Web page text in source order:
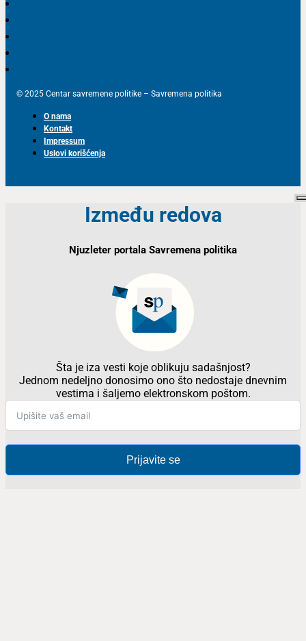
© 2025 Centar savremene politike – Savremena politika
O nama
Kontakt
Impressum
Uslovi korišćenja
Između redova
Njuzleter portala Savremena politika
Šta je iza vesti koje oblikuju sadašnjost?
Jednom nedeljno donosimo ono što nedostaje dnevnim
vestima i šaljemo elektronskom poštom.
Prijavite se